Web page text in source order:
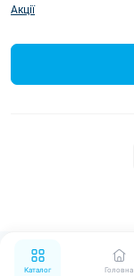
Каталог Головна
Акції